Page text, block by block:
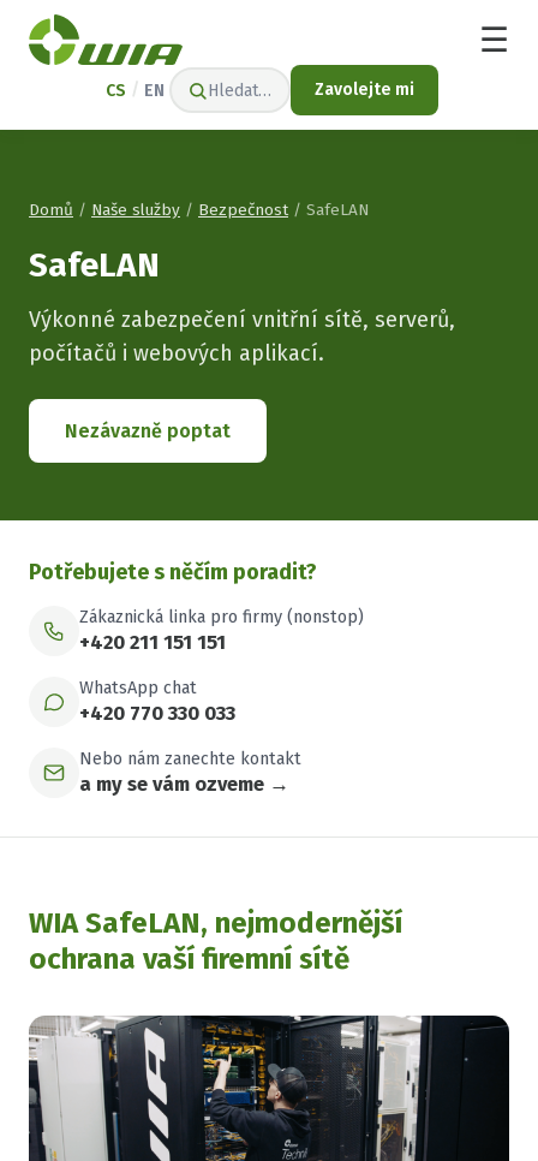
☰
CS / EN Hledat… Zavolejte mi
Domů / Naše služby / Bezpečnost/ SafeLAN
SafeLAN
Výkonné zabezpečení vnitřní sítě, serverů,
počítačů i webových aplikací.
Nezávazně poptat
Potřebujete s něčím poradit?
Zákaznická linka pro firmy (nonstop)
+420 211 151 151
WhatsApp chat
+420 770 330 033
Nebo nám zanechte kontakt
a my se vám ozveme →
WIA SafeLAN, nejmodernější
ochrana vaší firemní sítě